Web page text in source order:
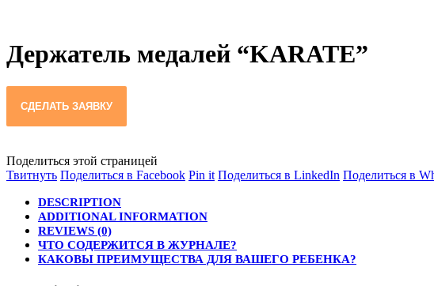
Держатель медалей “KARATE”
СДЕЛАТЬ ЗАЯВКУ
Поделиться этой страницей
ТвитнутьПоделиться
Twitter
Поделиться в FacebookПоделиться
Pin itПоделиться
Поделиться в LinkedIn Поделиться
Поделиться в
DESCRIPTION
ADDITIONAL INFORMATION
REVIEWS (0)
ЧТО СОДЕРЖИТСЯ В ЖУРНАЛЕ?
КАКОВЫ ПРЕИМУЩЕСТВА ДЛЯ ВАШЕГО РЕБЕНКА?